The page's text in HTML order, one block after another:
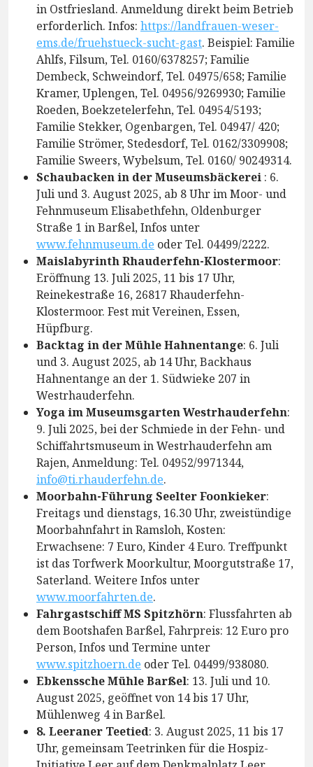
in Ostfriesland. Anmeldung direkt beim Betrieb
erforderlich. Infos: https://landfrauen-weser-
ems.de/fruehstueck-sucht-gast. Beispiel: Familie
Ahlfs, Filsum, Tel. 0160/6378257; Familie
Dembeck, Schweindorf, Tel. 04975/658; Familie
Kramer, Uplengen, Tel. 04956/9269930; Familie
Roeden, Boekzetelerfehn, Tel. 04954/5193;
Familie Stekker, Ogenbargen, Tel. 04947/ 420;
Familie Strömer, Stedesdorf, Tel. 0162/3309908;
Familie Sweers, Wybelsum, Tel. 0160/ 90249314.
Schaubacken in der Museumsbäckerei : 6.
Juli und 3. August 2025, ab 8 Uhr im Moor- und
Fehnmuseum Elisabethfehn, Oldenburger
Straße 1 in Barßel, Infos unter
www.fehnmuseum.de oder Tel. 04499/2222.
Maislabyrinth Rhauderfehn-Klostermoor:
Eröffnung 13. Juli 2025, 11 bis 17 Uhr,
Reinekestraße 16, 26817 Rhauderfehn-
Klostermoor. Fest mit Vereinen, Essen,
Hüpfburg.
Backtag in der Mühle Hahnentange: 6. Juli
und 3. August 2025, ab 14 Uhr, Backhaus
Hahnentange an der 1. Südwieke 207 in
Westrhauderfehn.
Yoga im Museumsgarten Westrhauderfehn:
9. Juli 2025, bei der Schmiede in der Fehn- und
Schiffahrtsmuseum in Westrhauderfehn am
Rajen, Anmeldung: Tel. 04952/9971344,
info@ti.rhauderfehn.de.
Moorbahn-Führung Seelter Foonkieker:
Freitags und dienstags, 16.30 Uhr, zweistündige
Moorbahnfahrt in Ramsloh, Kosten:
Erwachsene: 7 Euro, Kinder 4 Euro. Treffpunkt
ist das Torfwerk Moorkultur, Moorgutstraße 17,
Saterland. Weitere Infos unter
www.moorfahrten.de.
Fahrgastschiff MS Spitzhörn: Flussfahrten ab
dem Bootshafen Barßel, Fahrpreis: 12 Euro pro
Person, Infos und Termine unter
www.spitzhoern.de oder Tel. 04499/938080.
Ebkenssche Mühle Barßel: 13. Juli und 10.
August 2025, geöffnet von 14 bis 17 Uhr,
Mühlenweg 4 in Barßel.
8. Leeraner Teetied: 3. August 2025, 11 bis 17
Uhr, gemeinsam Teetrinken für die Hospiz-